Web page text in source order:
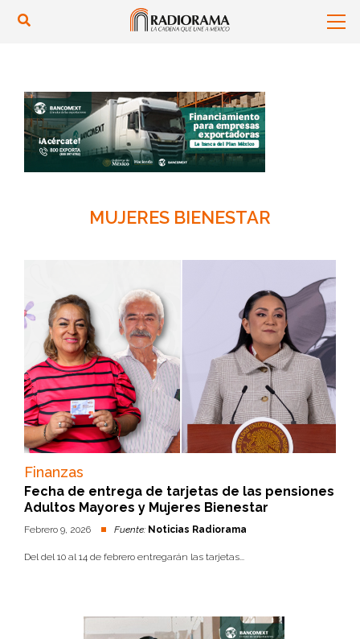
MUJERES BIENESTAR
Finanzas
Fecha de entrega de tarjetas de las pensiones
Adultos Mayores y Mujeres Bienestar
Febrero 9, 2026 Fuente: Noticias Radiorama
Del del 10 al 14 de febrero entregarán las tarjetas...